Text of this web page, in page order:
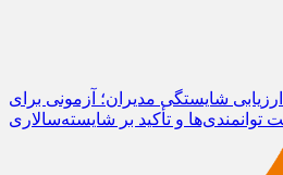
شایستگی مدیران؛ آزمونی برای
توانمندی‌ها و تأکید بر شایسته‌سالاری